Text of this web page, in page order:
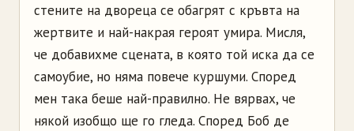
стените на двореца се обагрят с кръвта на
жертвите и най-накрая героят умира. Мисля,
че добавихме сцената, в която той иска да се
самоубие, но няма повече куршуми. Според
мен така беше най-правилно. Не вярвах, че
някой изобщо ще го гледа. Според Боб де